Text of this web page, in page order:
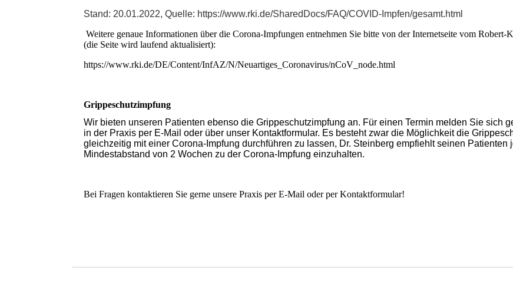
Stand: 20.01.2022, Quelle: https://www.rki.de/SharedDocs/FAQ/COVID-Impfen/gesamt.html
Weitere genaue Informationen über die Corona-Impfungen entnehmen Sie bitte von der Internetseite vom Robert-
(die Seite wird laufend aktualisiert):
https://www.rki.de/DE/Content/InfAZ/N/Neuartiges_Coronavirus/nCoV_node.html
Grippeschutzimpfung
Wir bieten unseren Patienten ebenso die Grippeschutzimpfung an. Für einen Termin melden Sie sich
in der Praxis per E-Mail oder über unser Kontaktformular. Es besteht zwar die Möglichkeit die
gleichzeitig mit einer Corona-Impfung durchführen zu lassen, Dr. Steinberg empfiehlt seinen Patienten
Mindestabstand von 2 Wochen zu der Corona-Impfung einzuhalten.
Bei Fragen kontaktieren Sie gerne unsere Praxis per E-Mail oder per Kontaktformular!